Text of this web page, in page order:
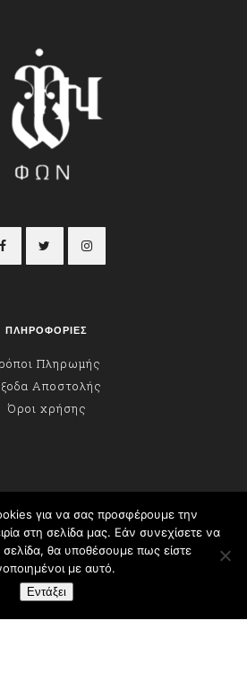
ΠΛΗΡΟΦΟΡΙΕΣ
Πληρωμής
Αποστολής
Όροι χρήσης
ΔΙΕΥΘΥΝΣΗ
Βέροια Ημαθίας 59100
ΤΗΛΕΦΩΝΟ
6946644206
E-MAIL
για να σας προσφέρουμε την
στη σελίδα μας. Εάν συνεχίσετε να
σελίδα, θα υποθέσουμε πως είστε
με αυτό.
Εντάξει